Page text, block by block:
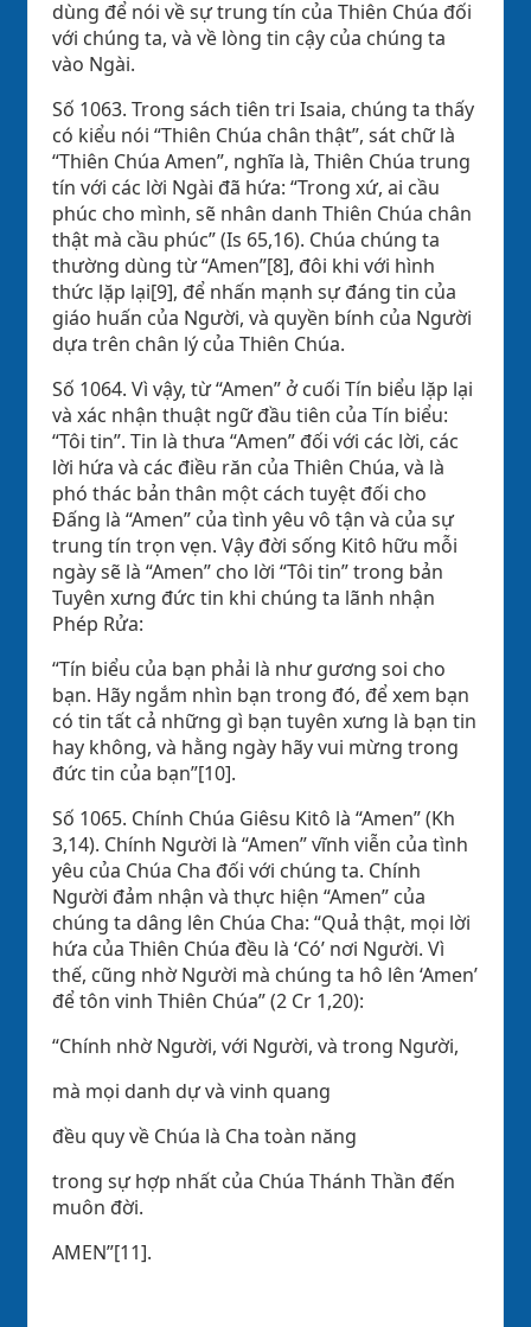
dùng để nói về sự trung tín của Thiên Chúa đối
với chúng ta, và về lòng tin cậy của chúng ta
vào Ngài.
Số 1063. Trong sách tiên tri Isaia, chúng ta thấy
có kiểu nói “Thiên Chúa chân thật”, sát chữ là
“Thiên Chúa Amen”, nghĩa là, Thiên Chúa trung
tín với các lời Ngài đã hứa: “Trong xứ, ai cầu
phúc cho mình, sẽ nhân danh Thiên Chúa chân
thật mà cầu phúc” (Is 65,16). Chúa chúng ta
thường dùng từ “Amen”[8], đôi khi với hình
thức lặp lại[9], để nhấn mạnh sự đáng tin của
giáo huấn của Người, và quyền bính của Người
dựa trên chân lý của Thiên Chúa.
Số 1064. Vì vậy, từ “Amen” ở cuối Tín biểu lặp lại
và xác nhận thuật ngữ đầu tiên của Tín biểu:
“Tôi tin”. Tin là thưa “Amen” đối với các lời, các
lời hứa và các điều răn của Thiên Chúa, và là
phó thác bản thân một cách tuyệt đối cho
Đấng là “Amen” của tình yêu vô tận và của sự
trung tín trọn vẹn. Vậy đời sống Kitô hữu mỗi
ngày sẽ là “Amen” cho lời “Tôi tin” trong bản
Tuyên xưng đức tin khi chúng ta lãnh nhận
Phép Rửa:
“Tín biểu của bạn phải là như gương soi cho
bạn. Hãy ngắm nhìn bạn trong đó, để xem bạn
có tin tất cả những gì bạn tuyên xưng là bạn tin
hay không, và hằng ngày hãy vui mừng trong
đức tin của bạn”[10].
Số 1065. Chính Chúa Giêsu Kitô là “Amen” (Kh
3,14). Chính Người là “Amen” vĩnh viễn của tình
yêu của Chúa Cha đối với chúng ta. Chính
Người đảm nhận và thực hiện “Amen” của
chúng ta dâng lên Chúa Cha: “Quả thật, mọi lời
hứa của Thiên Chúa đều là ‘Có’ nơi Người. Vì
thế, cũng nhờ Người mà chúng ta hô lên ‘Amen’
để tôn vinh Thiên Chúa” (2 Cr 1,20):
“Chính nhờ Người, với Người, và trong Người,
mà mọi danh dự và vinh quang
đều quy về Chúa là Cha toàn năng
trong sự hợp nhất của Chúa Thánh Thần đến
muôn đời.
AMEN”[11].